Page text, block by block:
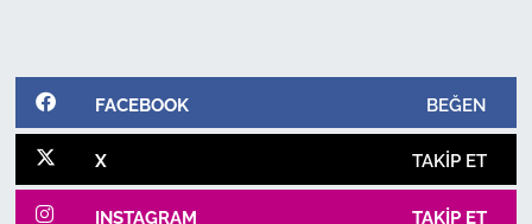
FACEBOOK BEĞEN
X TAKIP ET
INSTAGRAM TAKIP ET